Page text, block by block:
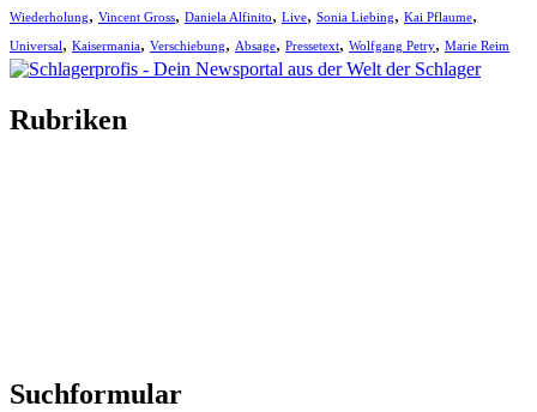
Wiederholung, Vincent Gross, Daniela Alfinito, Live, Sonia Liebing, Kai Pflaume,
Universal, Kaisermania, Verschiebung, Absage, Pressetext, Wolfgang Petry, Marie Reim
Rubriken
Suchformular